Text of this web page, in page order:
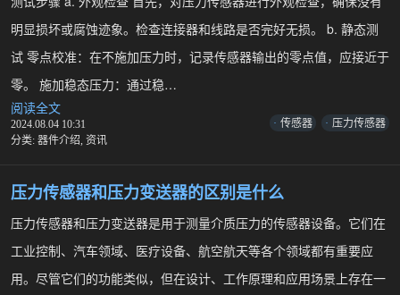
5
E
d
i
t
i
o
)
些
区
明显损坏或腐蚀迹象。检查连接器和线路是否完好无损。 b. 静态测
试 零点校准：在不施加压力时，记录传感器输出的零点值，应接近于
零。 施加稳态压力：通过稳…
阅读全文
力
传
怎
么
测
试
坏
2024.08.04 10:31
分类: 器件介绍 资讯
传感器 压力传感器
压力传感器和压力变送器的区别是什么
压力传感器和压力变送器是用于测量介质压力的传感器设备。它们在
工业控制、汽车领域、医疗设备、航空航天等各个领域都有重要应
用。尽管它们的功能类似，但在设计、工作原理和应用场景上存在一